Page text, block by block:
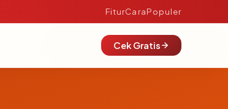
FiturCaraPopuler
Cek Gratis